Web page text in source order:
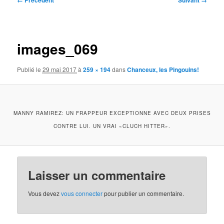
images_069
Publié le29 mai 2017à259 × 194dansChanceux, les Pingouins!
MANNY RAMIREZ: UN FRAPPEUR EXCEPTIONNE AVEC DEUX PRISES
CONTRE LUI. UN VRAI «CLUCH HITTER».
Laisser un commentaire
Vous devezvous connecterpour publier un commentaire.